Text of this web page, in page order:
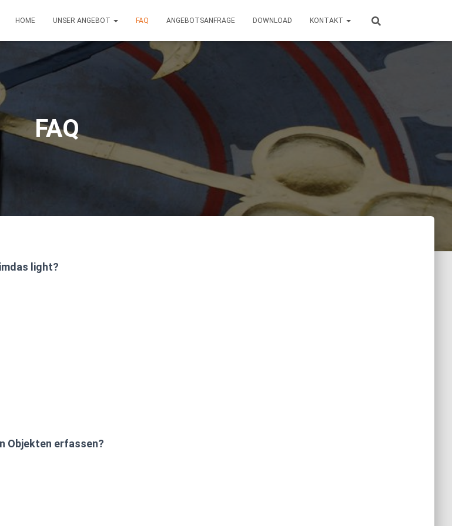
HOME UNSER ANGEBOT FAQ ANGEBOTSANFRAGE DOWNLOAD KONTAKT
FAQ
light?
Objekten erfassen?